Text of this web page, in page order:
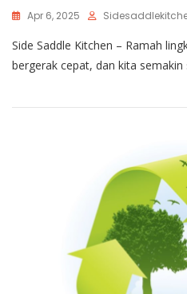
Apr 6, 2025
Side Saddle Kitchen – Ramah
bergerak cepat, dan kita semakin